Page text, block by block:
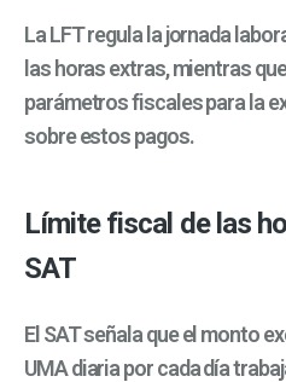
La LFT regula la jornada
las horas extras, mientras
parámetros fiscales para la
sobre estos pagos.
Límite fiscal de las
SAT
El SAT señala que el monto
UMA diaria por cada día